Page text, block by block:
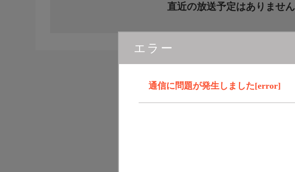
エラー
通信に問題が発生しました[error]
直近の放送予定はありません